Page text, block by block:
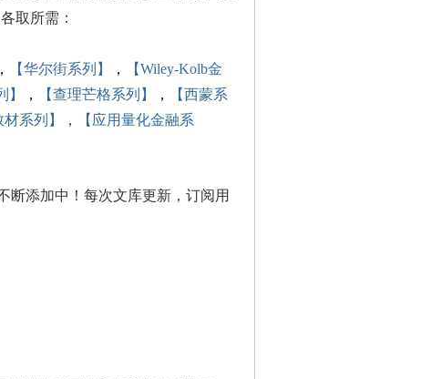
取所需：
， 【华尔街系列】 ，
【Wiley-Kolb金
】 ， 【查理芒格系列】 ，
【西蒙系
材系列】 ，
【应用量化金融系
断添加中！每次文库更新，订阅用